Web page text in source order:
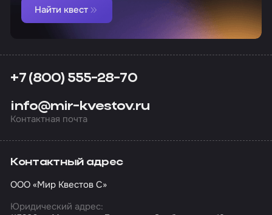
Найти квест
+7 (800) 555-28-70
info@mir-kvestov.ru
Контактная почта
Контактный адрес
ООО «Мир Квестов С»
Юридический адрес: